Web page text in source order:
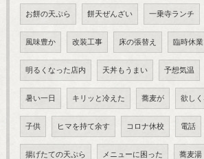
お餅の天ぷら 餅天ぜんざい 一乗寺ランチ
風味豊か 改装工事 床の張替え 臨時休業
明るくなった店内 天丼もうまい 予想気温
暑い一日 キリッと冷えた 蕎麦が 欲し
子供 ヒマを持て余す コロナ休校 電話
揚げたての天ぷら メニューに困った 蕎麦湯